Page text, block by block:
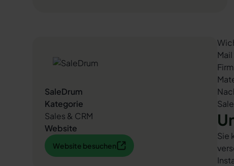
SaleDrum
Kategorie
Sales & CRM
Website
Website besuchen
Website besuchen
Sie